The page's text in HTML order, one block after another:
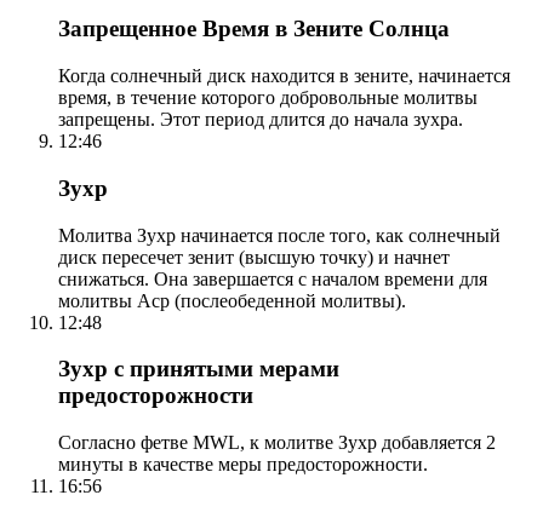
Запрещенное Время в Зените Солнца
Когда солнечный диск находится в зените, начинается
время, в течение которого добровольные молитвы
запрещены. Этот период длится до начала зухра.
12:46
Зухр
Молитва Зухр начинается после того, как солнечный
диск пересечет зенит (высшую точку) и начнет
снижаться. Она завершается с началом времени для
молитвы Аср (послеобеденной молитвы).
12:48
Зухр с принятыми мерами
предосторожности
Согласно фетве MWL, к молитве Зухр добавляется 2
минуты в качестве меры предосторожности.
16:56